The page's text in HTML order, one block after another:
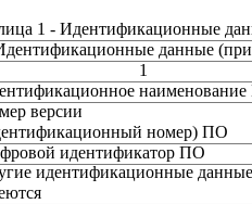
1 - Идентификационные
данные
1
версии
номер) ПО
идентификатор ПО
идентификационные